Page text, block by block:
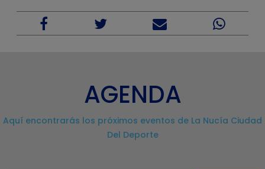
AGENDA
Aquí encontrarás los próximos eventos de La Nucía Ciudad
Del Deporte